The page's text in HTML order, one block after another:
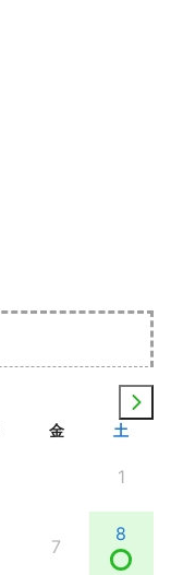
金 土
1
7
8